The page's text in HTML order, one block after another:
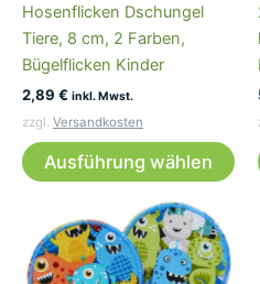
Hosenflicken Dschungel
Tiere, 8 cm, 2 Farben,
Bügelflicken Kinder
2,89 € inkl. Mwst.
zzgl. Versandkosten
Ausführung wählen